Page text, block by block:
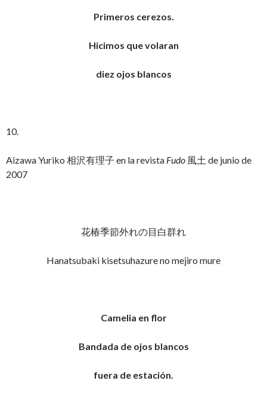
Primeros cerezos.
Hicimos que volaran
diez ojos blancos
10.
Aizawa Yuriko 相沢有理子 en la revista Fudo 風土 de junio de
2007
花椿季節外れの目白群れ
Hanatsubaki kisetsuhazure no mejiro mure
Camelia en flor
Bandada de ojos blancos
fuera de estación.